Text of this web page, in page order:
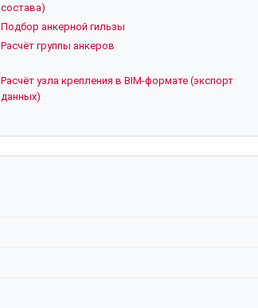
состава)
Подбор анкерной гильзы
Расчёт группы анкеров
Расчёт узла крепления в BIM-формате (экспорт
данных)